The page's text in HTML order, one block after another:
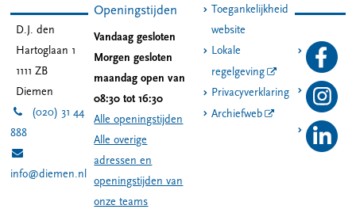
D.J. den
Hartoglaan 1
1111 ZB
Diemen
(020) 31 44
888
info@diemen.nl
Openingstijden
Vandaag gesloten
Morgen gesloten
maandag open van
08:30 tot 16:30
Alle openingstijden
Alle overige
adressen en
openingstijden van
onze teams
Toegankelijkheid
website
Lokale
regelgeving
Privacyverklaring
Archiefweb